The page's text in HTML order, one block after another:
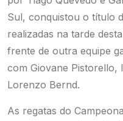
Sul, conquistou o título
realizadas na tarde
frente de outra equipe
com Giovane Pistorello,
Lorenzo Bernd.
As regatas do